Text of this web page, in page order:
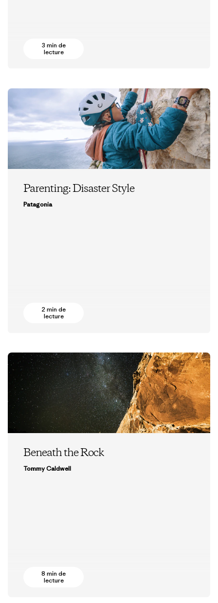
3 min de
lecture
Parenting: Disaster Style
Patagonia
2 min de
lecture
Beneath the Rock
Tommy Caldwell
8 min de
lecture